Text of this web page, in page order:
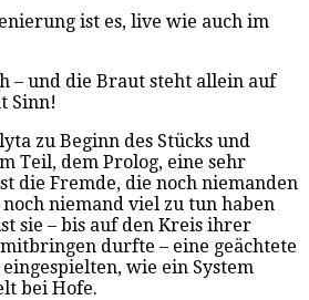
ist es, live wie auch im
– und die Braut steht allein auf
Sinn!
zu Beginn des Stücks und
Teil, dem Prolog, eine sehr
die Fremde, die noch niemanden
niemand viel zu tun haben
sie – bis auf den Kreis ihrer
durfte – eine geächtete
wie ein System
bei Hofe.